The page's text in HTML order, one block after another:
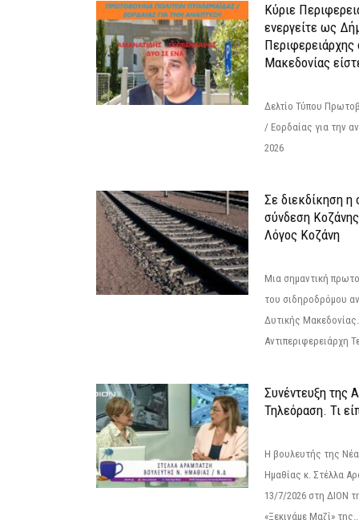
Κύριε
ενεργείτε ως
Περιφερειάρχης
Μακεδονίας
Δελτίο Τύπου
/ Εορδαίας για την
2026
Σε διεκδίκηση η
σύνδεση
Λόγος Κοζάνη
Μια σημαντική
του σιδηροδρόμου
Δυτικής
Αντιπεριφερειάρχη
Συνέντευξη της
Τηλεόραση. Τι
Η βουλευτής της
Ημαθίας κ. Στέλλα
13/7/2026 στη ΔΙΟΝ
«Ξεκινάμε Μαζί»